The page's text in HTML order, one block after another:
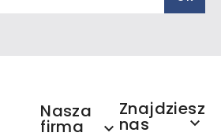
Nasza
firma 
Znajdziesz
nas 